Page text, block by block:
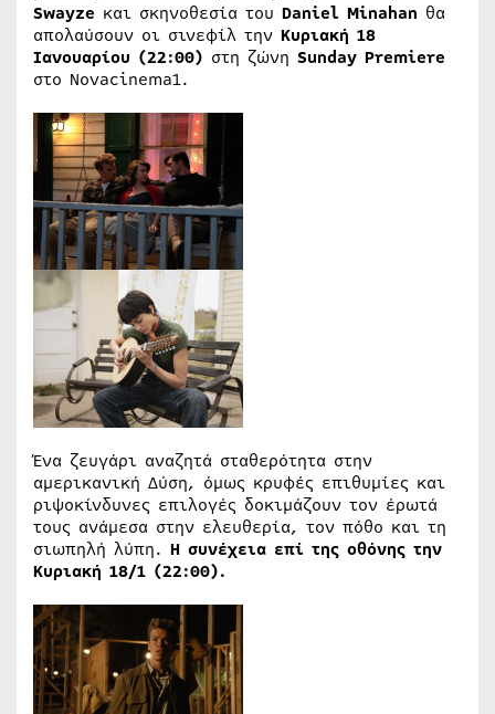
Swayze και σκηνοθεσία του Daniel Minahan θα
απολαύσουν οι σινεφίλ την Κυριακή 18
Ιανουαρίου (22:00) στη ζώνη Sunday Premiere
στο Novacinema1.
Ένα ζευγάρι αναζητά σταθερότητα στην
αμερικανική Δύση, όμως κρυφές επιθυμίες και
ριψοκίνδυνες επιλογές δοκιμάζουν τον έρωτά
τους ανάμεσα στην ελευθερία, τον πόθο και τη
σιωπηλή λύπη. H συνέχεια επί της οθόνης την
Κυριακή 18/1 (22:00).